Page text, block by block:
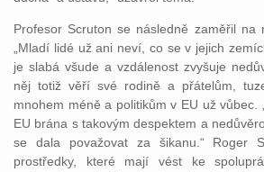
Profesor Scruton se následně zaměřil na
„Mladí lidé už ani neví, co se v jejich
je slabá všude a vzdálenost zvyšuje
něj totiž věří své rodině a přátelům,
mnohem méně a politikům v EU už vůbec.
EU brána s takovým despektem a
se dala považovat za šikanu.“ Roger
prostředky, které mají vést ke